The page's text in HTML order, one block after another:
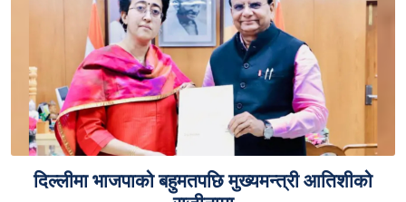
दिल्लीमा भाजपाको बहुमतपछि मुख्यमन्त्री आतिशीको